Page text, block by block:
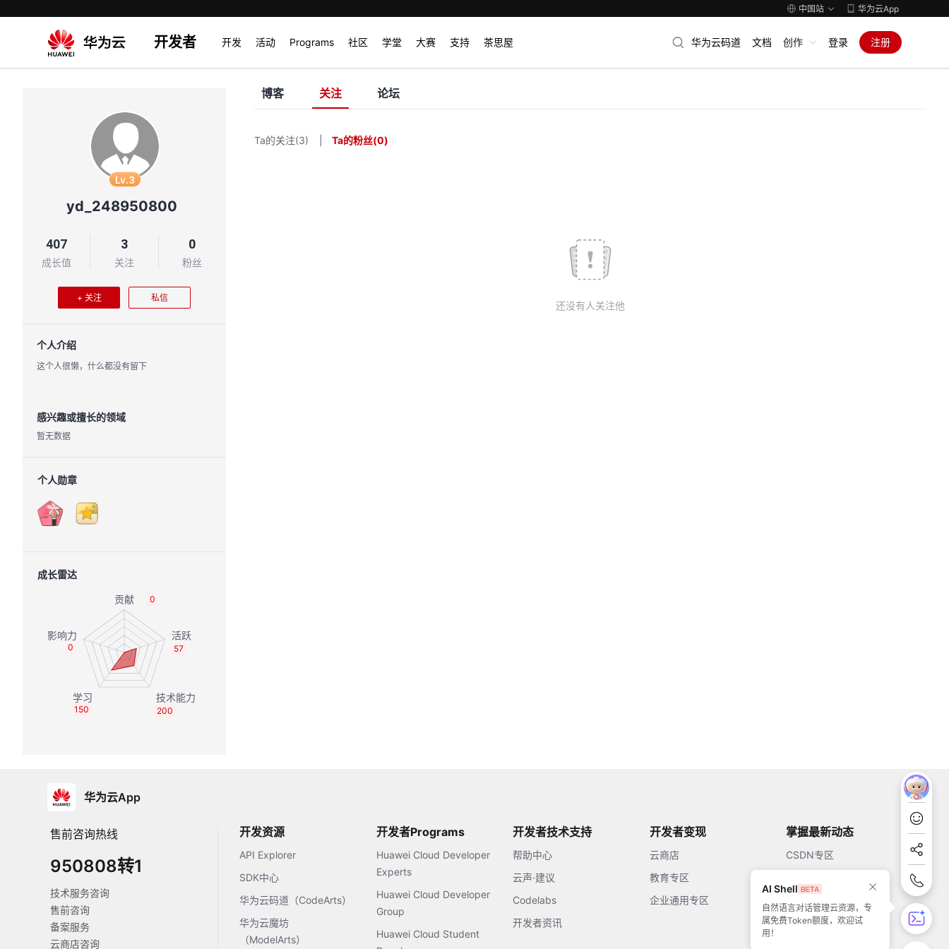
中国站 华为云App
开发者 开发 活动 Programs 社区 学堂 大赛 支持 茶思屋 华为云码道 文档 创作 登录 注册
Lv.3
yd_248950800
407
成长值
3
关注
0
粉丝
+ 关注 私信
个人介绍
这个人很懒，什么都没有留下
感兴趣或擅长的领域
暂无数据
个人勋章
成长雷达
0
57
200
150
0
博客 关注 论坛
Ta的关注(3) Ta的粉丝(0)
还没有人关注他
华为云App
售前咨询热线
950808转1
技术服务咨询
售前咨询
备案服务
云商店咨询
开发资源
API Explorer
SDK中心
华为云码道（CodeArts）
华为云魔坊
（ModelArts）
开发者Programs
Huawei Cloud Developer
Experts
Huawei Cloud Developer
Group
Huawei Cloud Student
开发者技术支持
帮助中心
云声·建议
Codelabs
开发者资讯
开发者变现
云商店
教育专区
企业通用专区
掌握最新动态
CSDN专区
51CTO
AI Shell
自然语言对话管理云资源，专
属免费Token额度，欢迎试
用！